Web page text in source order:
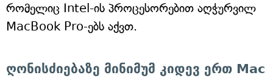
რომელიც Intel-ის პროცესორებით აღჭურვილ
MacBook Pro-ებს აქვთ.
ღონისძიებაზე მინიმუმ კიდევ ერთ Mac